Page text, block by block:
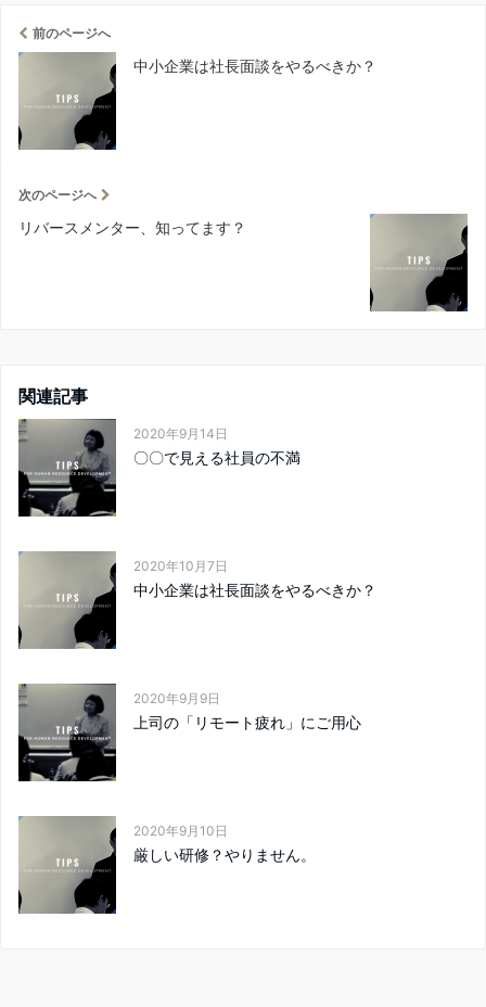
前のページへ
中小企業は社長面談をやるべきか？
次のページへ
リバースメンター、知ってます？
関連記事
2020年9月14日
〇〇で見える社員の不満
2020年10月7日
中小企業は社長面談をやるべきか？
2020年9月9日
上司の「リモート疲れ」にご用心
2020年9月10日
厳しい研修？やりません。